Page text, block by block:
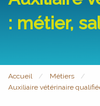
: métier,
Accueil
Métiers
Auxiliaire vétérinaire